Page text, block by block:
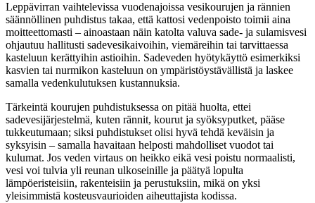
Leppävirran vaihtelevissa vuodenajoissa vesikourujen ja rännien
säännöllinen puhdistus takaa, että kattosi vedenpoisto toimii aina
moitteettomasti – ainoastaan näin katolta valuva sade- ja sulamisvesi
ohjautuu hallitusti sadevesikaivoihin, viemäreihin tai tarvittaessa
kasteluun kerättyihin astioihin. Sadeveden hyötykäyttö esimerkiksi
kasvien tai nurmikon kasteluun on ympäristöystävällistä ja laskee
samalla vedenkulutuksen kustannuksia.
Tärkeintä kourujen puhdistuksessa on pitää huolta, ettei
sadevesijärjestelmä, kuten rännit, kourut ja syöksyputket, pääse
tukkeutumaan; siksi puhdistukset olisi hyvä tehdä keväisin ja
syksyisin – samalla havaitaan helposti mahdolliset vuodot tai
kulumat. Jos veden virtaus on heikko eikä vesi poistu normaalisti,
vesi voi tulvia yli reunan ulkoseinille ja päätyä lopulta
lämpöeristeisiin, rakenteisiin ja perustuksiin, mikä on yksi
yleisimmistä kosteusvaurioiden aiheuttajista kodissa.